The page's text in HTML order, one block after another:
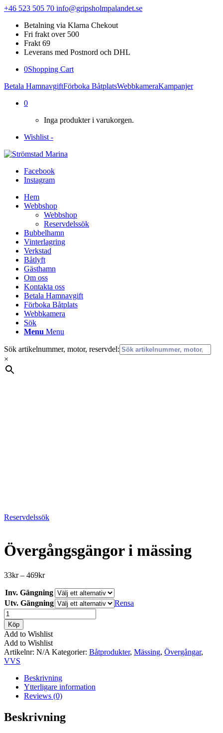
+46 523 505 70 info@gripsholmpalandet.se
Betalning via Klarna Chekout
Fri frakt over 500
Frakt 69
Leverans med Postnord och DHL
0Shopping Cart
Betala HamnavgiftFörboka BåtplatsWebbkameraKampanjer
0
Inga produkter i varukorgen.
Wishlist -
Facebook
Instagram
Hem
Webbshop
Webbshop
Reservdelssök
Bubbelhamn
Vinterlagring
Verkstad
Båtlyft
Gästhamn
Om oss
Kontakta oss
Betala Hamnavgift
Förboka Båtplats
Webbkamera
Sök
Menu Menu
Sök artikelnummer, motor, reservdel:
×
Reservdelssök
Övergångsgängor i mässing
33kr – 469krPrisintervall:
till
469kr
Inv. Gängning
Utv. Gängning
Rensa
Övergångsgängor
i
mässing
mängd
Köp
Add to Wishlist
Add to Wishlist
Artikelnr: N/A Kategorier: Båtprodukter, Mässing, Övergångar,
VVS
Beskrivning
Ytterligare information
Reviews (0)
Beskrivning